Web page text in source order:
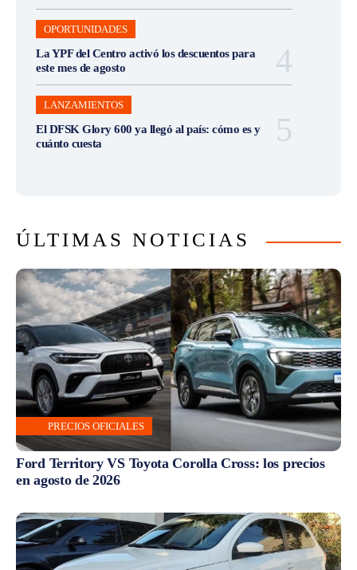
OPORTUNIDADES
La YPF del Centro activó los descuentos para
este mes de agosto
LANZAMIENTOS
El DFSK Glory 600 ya llegó al país: cómo es y
cuánto cuesta
ÚLTIMAS NOTICIAS
PRECIOS OFICIALES
Ford Territory VS Toyota Corolla Cross: los precios
en agosto de 2026